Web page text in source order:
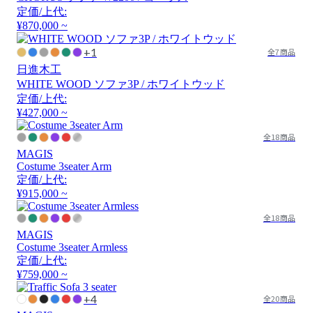
定価/上代:
¥870,000 ~
+1 全7商品
日進木工
WHITE WOOD ソファ3P / ホワイトウッド
定価/上代:
¥427,000 ~
全18商品
MAGIS
Costume 3seater Arm
定価/上代:
¥915,000 ~
全18商品
MAGIS
Costume 3seater Armless
定価/上代:
¥759,000 ~
+4 全20商品